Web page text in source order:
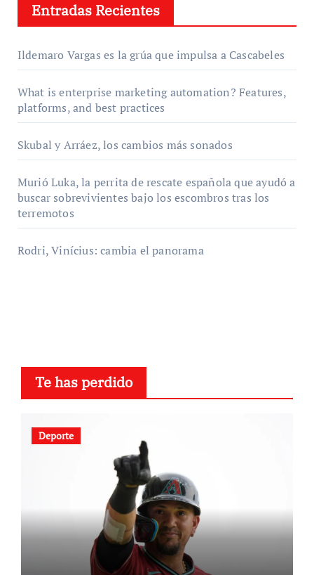
Entradas Recientes
Ildemaro Vargas es la grúa que impulsa a Cascabeles
What is enterprise marketing automation? Features,
platforms, and best practices
Skubal y Arráez, los cambios más sonados
Murió Luka, la perrita de rescate española que ayudó a
buscar sobrevivientes bajo los escombros tras los
terremotos
Rodri, Vinícius: cambia el panorama
Te has perdido
Deporte